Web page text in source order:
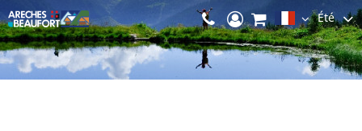
Été